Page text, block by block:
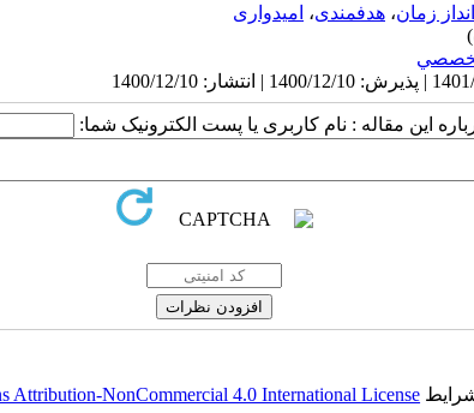
زمان، هدفمندی، امیدواری
این مقاله : نام کاربری یا پست الکترونیک شما:
Attribution-NonCommercial 4.0 International License